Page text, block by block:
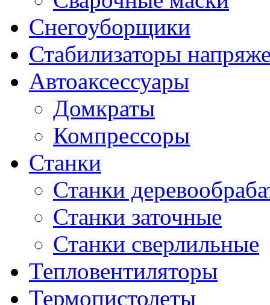
Снегоуборщики
Стабилизаторы
Автоаксессуары
Домкраты
Компрессоры
Станки
Станки
Станки заточные
Станки сверлильные
Тепловентиляторы
Термопистолеты